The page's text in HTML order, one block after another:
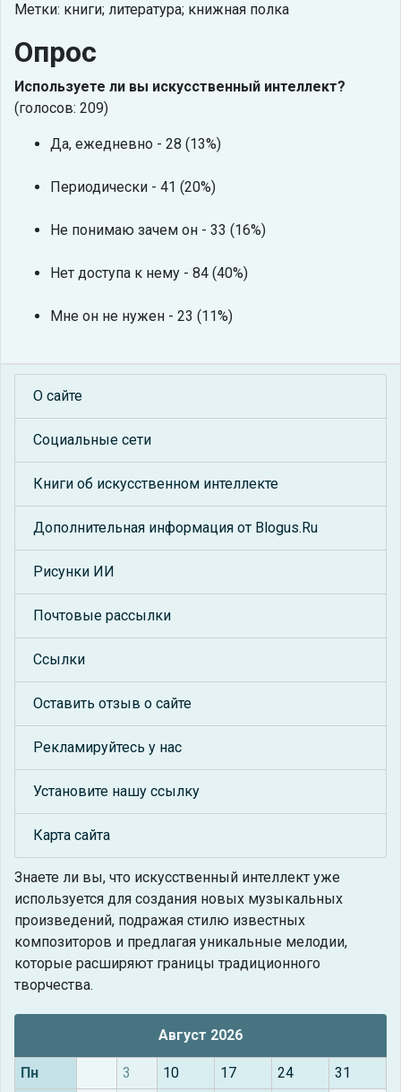
Метки: книги; литература; книжная полка
Опрос
Используете ли вы искусственный интеллект?
(голосов: 209)
Да, ежедневно - 28 (13%)
Периодически - 41 (20%)
Не понимаю зачем он - 33 (16%)
Нет доступа к нему - 84 (40%)
Мне он не нужен - 23 (11%)
О сайте
Социальные сети
Книги об искусственном интеллекте
Дополнительная информация от Blogus.Ru
Рисунки ИИ
Почтовые рассылки
Ссылки
Оставить отзыв о сайте
Рекламируйтесь у нас
Установите нашу ссылку
Карта сайта
Знаете ли вы, что искусственный интеллект уже
используется для создания новых музыкальных
произведений, подражая стилю известных
композиторов и предлагая уникальные мелодии,
которые расширяют границы традиционного
творчества.
Август 2026
Пн 3 10 17 24 31